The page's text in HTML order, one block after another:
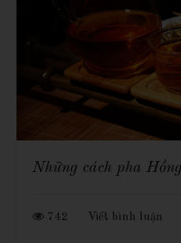
Những cách pha
742 Viết bình luận